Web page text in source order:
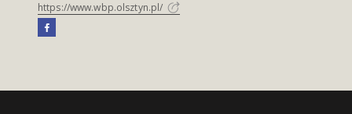
https://www.wbp.olsztyn.pl/